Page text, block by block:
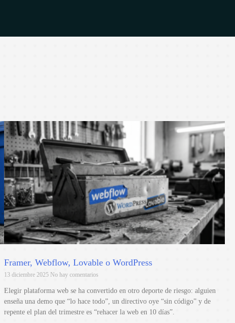
Framer, Webflow, Lovable o WordPress
13 diciembre 2025 No hay comentarios
Elegir plataforma web se ha convertido en otro deporte de riesgo: alguien
enseña una demo que “lo hace todo”, un directivo oye “sin código” y de
repente el plan del trimestre es “rehacer la web en 10 días”.